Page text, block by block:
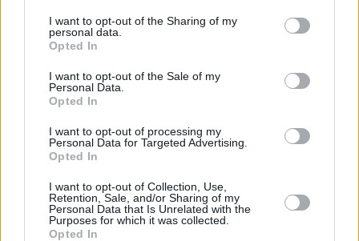
de su consentimiento, pero usted tiene el derecho de
rechazar tal procesamiento. Sus preferencias se aplicarán
cualquier momento entrando de nuevo en este sitio web o
visitando nuestra política de privacidad.
I want to opt-out of the Sharing of my
personal data.
Opted In
I want to opt-out of the Sale of my
Personal Data.
Opted In
I want to opt-out of processing my
Personal Data for Targeted Advertising.
Opted In
I want to opt-out of Collection, Use,
Retention, Sale, and/or Sharing of my
Personal Data that Is Unrelated with the
Purposes for which it was collected.
Opted In